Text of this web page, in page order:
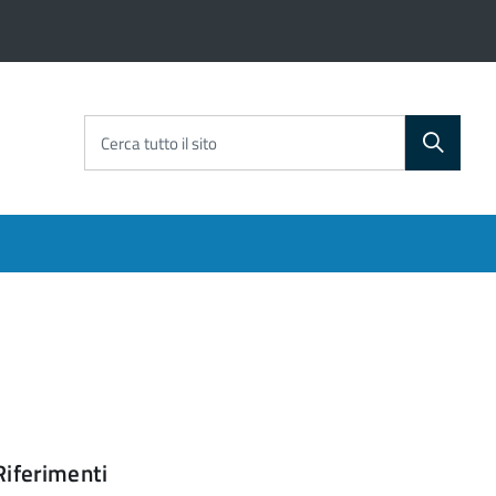
Cerca tutto il sito